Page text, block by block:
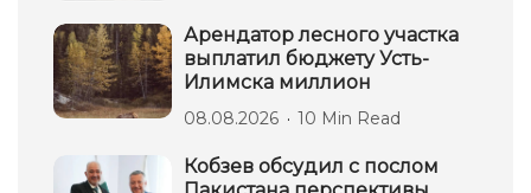
Арендатор лесного участка
выплатил бюджету Усть-
Илимска миллион
08.08.2026 10 Min Read
Кобзев обсудил с послом